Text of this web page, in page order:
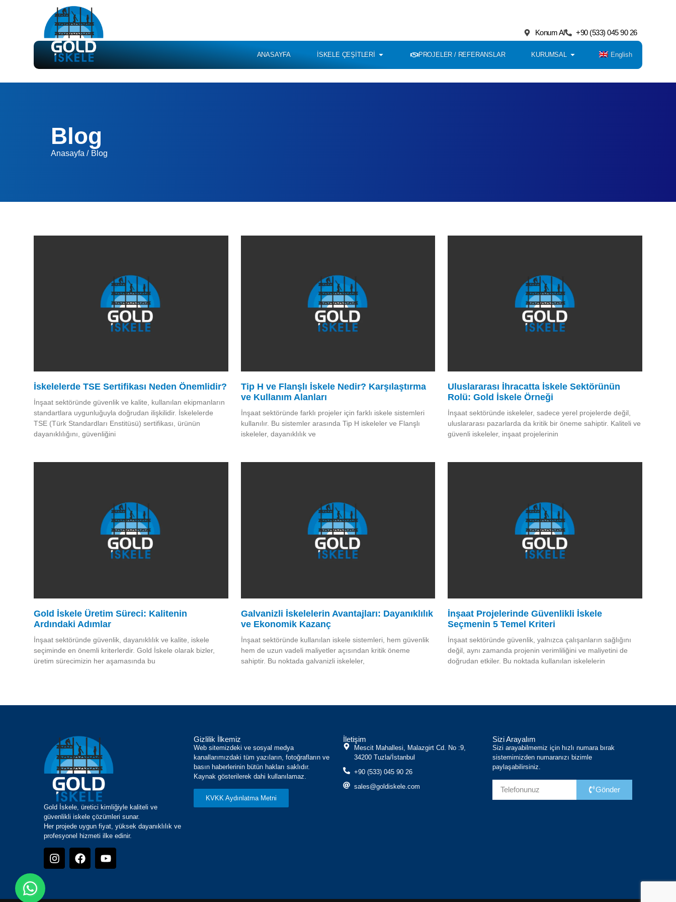
Konum Al +90 (533) 045 90 26
ANASAYFA İSKELE ÇEŞITLERI PROJELER / REFERANSLAR KURUMSAL English
Blog
Anasayfa / Blog
İskelelerde TSE Sertifikası Neden Önemlidir?
İnşaat sektöründe güvenlik ve kalite, kullanılan ekipmanların
standartlara uygunluğuyla doğrudan ilişkilidir. İskelelerde
TSE (Türk Standardları Enstitüsü) sertifikası, ürünün
dayanıklılığını, güvenliğini
Tip H ve Flanşlı İskele Nedir? Karşılaştırma
ve Kullanım Alanları
İnşaat sektöründe farklı projeler için farklı iskele sistemleri
kullanılır. Bu sistemler arasında Tip H iskeleler ve Flanşlı
iskeleler, dayanıklılık ve
Uluslararası İhracatta İskele Sektörünün
Rolü: Gold İskele Örneği
İnşaat sektöründe iskeleler, sadece yerel projelerde değil,
uluslararası pazarlarda da kritik bir öneme sahiptir. Kaliteli ve
güvenli iskeleler, inşaat projelerinin
Gold İskele Üretim Süreci: Kalitenin
Ardındaki Adımlar
İnşaat sektöründe güvenlik, dayanıklılık ve kalite, iskele
seçiminde en önemli kriterlerdir. Gold İskele olarak bizler,
üretim sürecimizin her aşamasında bu
Galvanizli İskelelerin Avantajları: Dayanıklılık
ve Ekonomik Kazanç
İnşaat sektöründe kullanılan iskele sistemleri, hem güvenlik
hem de uzun vadeli maliyetler açısından kritik öneme
sahiptir. Bu noktada galvanizli iskeleler,
İnşaat Projelerinde Güvenlikli İskele
Seçmenin 5 Temel Kriteri
İnşaat sektöründe güvenlik, yalnızca çalışanların sağlığını
değil, aynı zamanda projenin verimliliğini ve maliyetini de
doğrudan etkiler. Bu noktada kullanılan iskelelerin
Gold İskele, üretici kimliğiyle kaliteli ve
güvenlikli iskele çözümleri sunar.
Her projede uygun fiyat, yüksek dayanıklılık ve
profesyonel hizmeti ilke edinir.
Gizlilik İlkemiz
Web sitemizdeki ve sosyal medya
kanallarımızdaki tüm yazıların, fotoğrafların ve
basın haberlerinin bütün hakları saklıdır.
Kaynak gösterilerek dahi kullanılamaz.
KVKK Aydınlatma Metni
İletişim
Mescit Mahallesi, Malazgirt Cd. No :9,
34200 Tuzla/İstanbul
+90 (533) 045 90 26
sales@goldiskele.com
Sizi Arayalım
Sizi arayabilmemiz için hızlı numara bırak
sistemimizden numaranızı bizimle
paylaşabilirsiniz.
Gönder